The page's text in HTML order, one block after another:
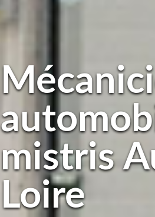
mistris
Loire